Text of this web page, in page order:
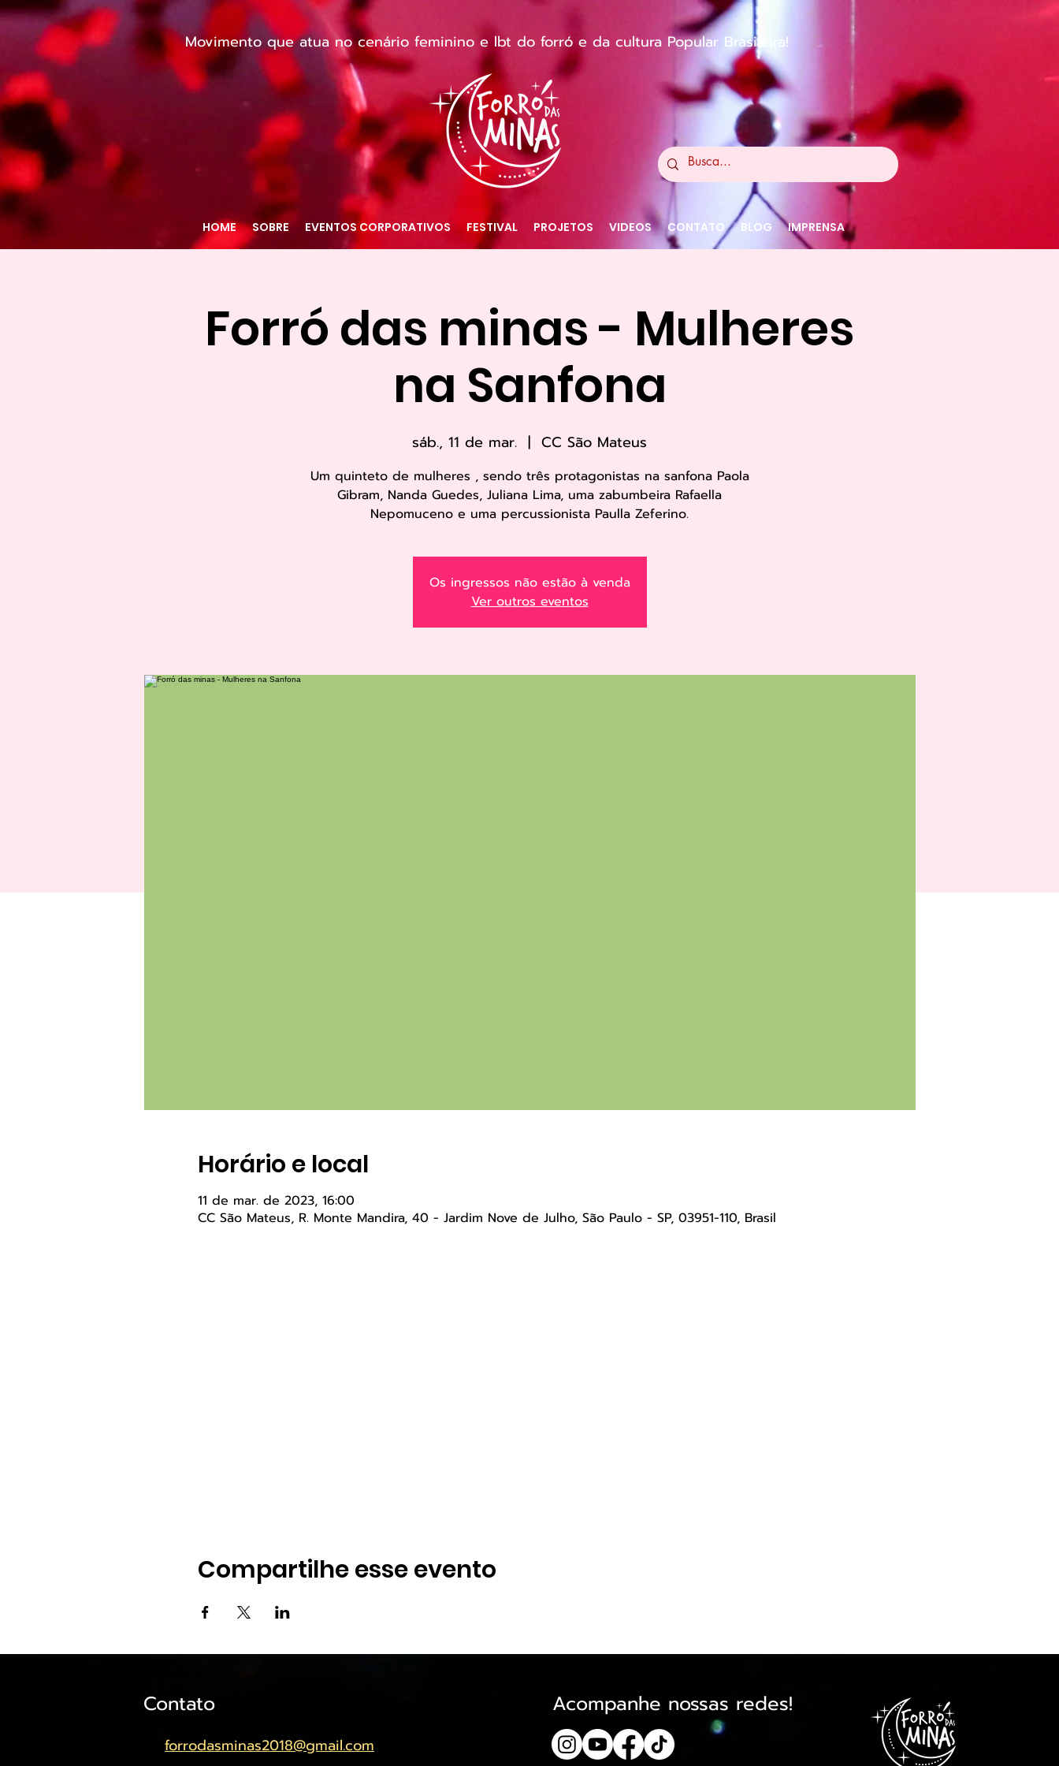
Movimento que atua no cenário feminino e lbt do forró e da cultura Popular Brasileira!
HOME SOBRE EVENTOS CORPORATIVOS FESTIVAL PROJETOS VIDEOS CONTATO BLOG IMPRENSA
Forró das minas - Mulheres
na Sanfona
sáb., 11 de mar.
  |
CC São Mateus
Um quinteto de mulheres , sendo três protagonistas na sanfona Paola
Gibram, Nanda Guedes, Juliana Lima, uma zabumbeira Rafaella
Nepomuceno e uma percussionista Paulla Zeferino.
Os ingressos não estão à venda
Ver outros eventos
Horário e local
11 de mar. de 2023, 16:00
CC São Mateus, R. Monte Mandira, 40 - Jardim Nove de Julho, São Paulo - SP, 03951-110, Brasil
Compartilhe esse evento
Contato
forrodasminas2018@gmail.com
Acompanhe nossas redes!